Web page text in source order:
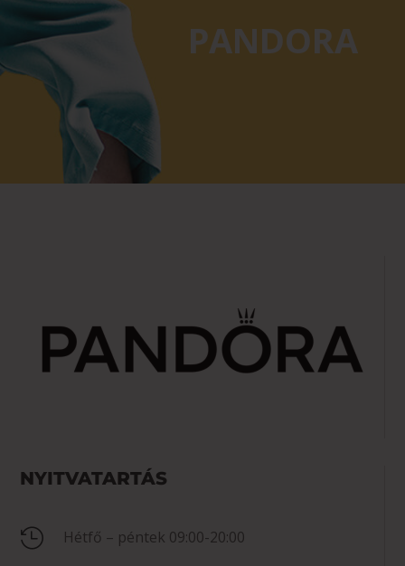
PANDORA
NYITVATARTÁS
 Hétfő – péntek 09:00-20:00